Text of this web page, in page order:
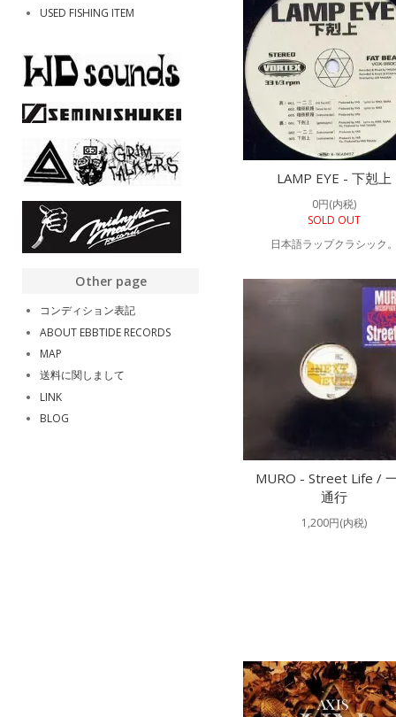
LAMP EYE - 下剋上
0円(内税)
SOLD OUT
日本語ラップクラシック
MURO - Street Life /
通行
1,200円(内税)
USED FISHING ITEM
Other page
コンディション表記
ABOUT EBBTIDE RECORDS
MAP
送料に関しまして
LINK
BLOG